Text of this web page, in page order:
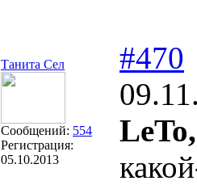
Танита Сел
Сообщений: 554
Регистрация:
05.10.2013
#470
LeTo,